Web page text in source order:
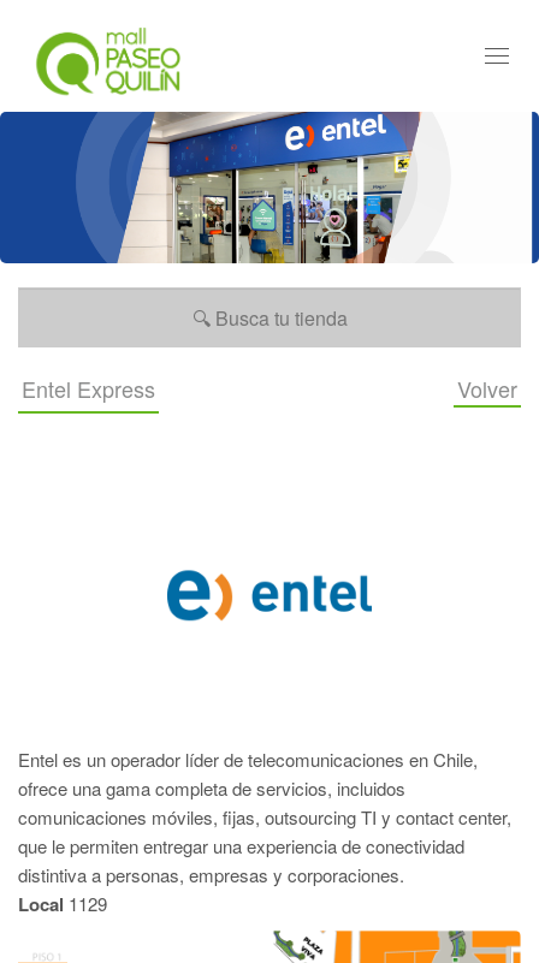
Entel Express Volver
Entel es un operador líder de telecomunicaciones en Chile,
ofrece una gama completa de servicios, incluidos
comunicaciones móviles, fijas, outsourcing TI y contact center,
que le permiten entregar una experiencia de conectividad
distintiva a personas, empresas y corporaciones.
Local 1129